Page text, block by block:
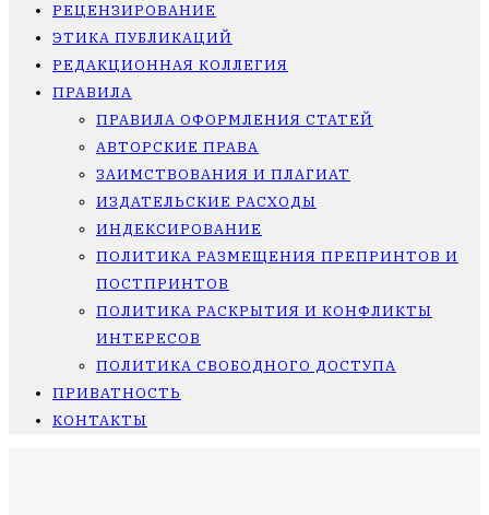
РЕЦЕНЗИРОВАНИЕ
ЭТИКА ПУБЛИКАЦИЙ
РЕДАКЦИОННАЯ КОЛЛЕГИЯ
ПРАВИЛА
ПРАВИЛА ОФОРМЛЕНИЯ СТАТЕЙ
АВТОРСКИЕ ПРАВА
ЗАИМСТВОВАНИЯ И ПЛАГИАТ
ИЗДАТЕЛЬСКИЕ РАСХОДЫ
ИНДЕКСИРОВАНИЕ
ПОЛИТИКА РАЗМЕЩЕНИЯ ПРЕПРИНТОВ И
ПОСТПРИНТОВ
ПОЛИТИКА РАСКРЫТИЯ И КОНФЛИКТЫ
ИНТЕРЕСОВ
ПОЛИТИКА СВОБОДНОГО ДОСТУПА
ПРИВАТНОСТЬ
КОНТАКТЫ